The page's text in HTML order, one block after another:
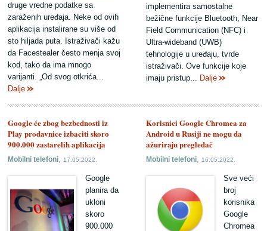
implementira samostalne
bežične funkcije Bluetooth, Near
Field Communication (NFC) i
Ultra-wideband (UWB)
tehnologije u uređaju, tvrde
istraživači. Ove funkcije koje
imaju pristup... Dalje
druge vredne podatke sa
zaraženih uređaja. Neke od ovih
aplikacija instalirane su više od
sto hiljada puta. Istraživači kažu
da Facestealer često menja svoj
kod, tako da ima mnogo
varijanti. „Od svog otkrića...
Dalje
Korisnici Google Chromea za
Android u Rusiji ne mogu da
ažuriraju pregledač
Mobilni telefoni,16.05.2022.
Sve veći
broj
korisnika
Google
Chromea
Google će zbog bezbednosti iz
Play prodavnice izbaciti skoro
900.000 zastarelih aplikacija
Mobilni telefoni,17.05.2022.
Google
planira da
ukloni
skoro
900.000